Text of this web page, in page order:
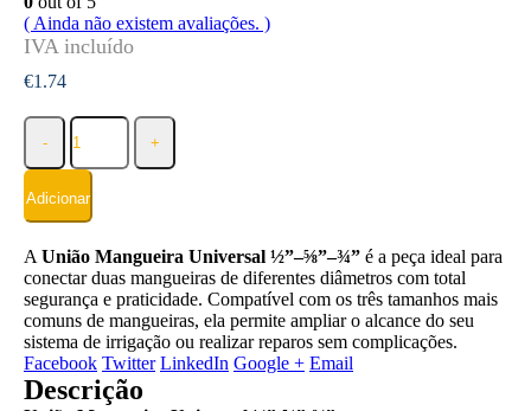
( Ainda não existem avaliações. )
€1.74
- +
Adicionar
A União Mangueira Universal ½”–⅝”–¾” é a peça ideal para
conectar duas mangueiras de diferentes diâmetros com total
segurança e praticidade. Compatível com os três tamanhos mais
comuns de mangueiras, ela permite ampliar o alcance do seu
sistema de irrigação ou realizar reparos sem complicações.
Facebook Twitter LinkedIn Google + Email
Descrição